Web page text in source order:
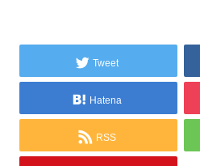
Tweet
Hatena
RSS